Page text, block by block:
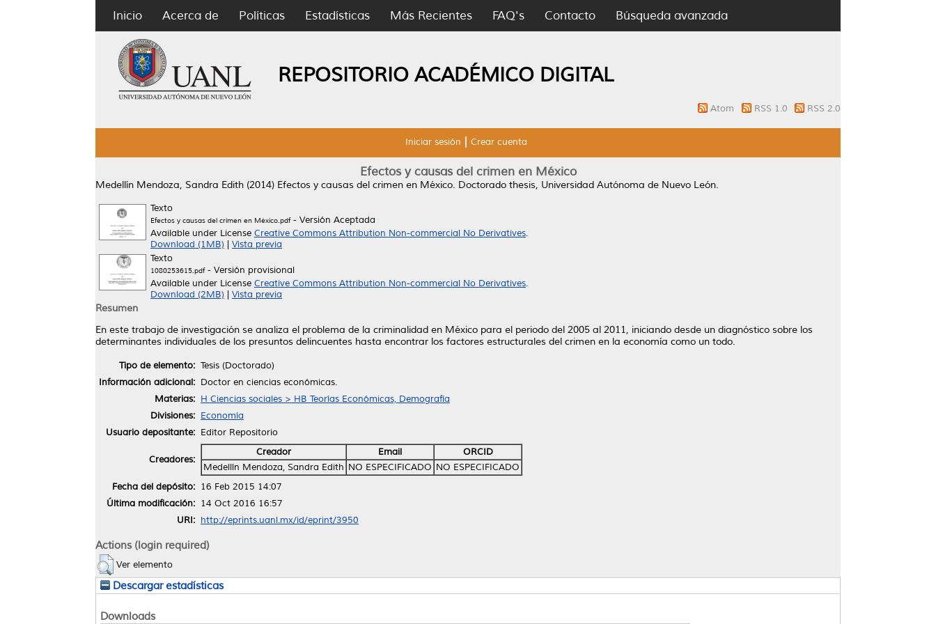
Inicio Acerca de Políticas Estadísticas Más Recientes FAQ's Contacto Búsqueda avanzada
REPOSITORIO ACADÉMICO DIGITAL
Atom RSS 1.0 RSS 2.0
Iniciar sesión Crear cuenta
Efectos y causas del crimen en México
Medellín Mendoza, Sandra Edith (2014) Efectos y causas del crimen en México. Doctorado thesis, Universidad Autónoma de Nuevo León.
Texto
Efectos y causas del crimen en México.pdf- Versión Aceptada
Available under License Creative Commons Attribution Non-commercial No Derivatives.
Download (1MB)
Vista previa
Texto
1080253615.pdf- Versión provisional
Available under License Creative Commons Attribution Non-commercial No Derivatives.
Download (2MB)
Vista previa
Resumen
En este trabajo de investigación se analiza el problema de la criminalidad en México para el periodo del 2005 al 2011, iniciando desde un diagnóstico sobre los
determinantes individuales de los presuntos delincuentes hasta encontrar los factores estructurales del crimen en la economía como un todo.
Tipo de elemento: Tesis (Doctorado)
Información adicional: Doctor en ciencias económicas.
Materias: H Ciencias sociales > HB Teorías Económicas, Demografía
Divisiones: Economía
Usuario depositante: Editor Repositorio
Creadores:
Creador Email
ORCID
Medellín Mendoza, Sandra Edith NO ESPECIFICADO NO ESPECIFICADO
Fecha del depósito: 16 Feb 2015 14:07
Última modificación: 14 Oct 2016 16:57
URI: http://eprints.uanl.mx/id/eprint/3950
Actions (login required)
Ver elemento
Descargar estadísticas
Downloads